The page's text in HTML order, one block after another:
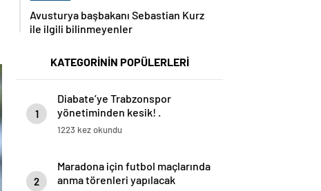
Avusturya başbakanı Sebastian Kurz
ile ilgili bilinmeyenler
KATEGORİNİN POPÜLERLERİ
1
Diabate’ye Trabzonspor
yönetiminden kesik! .
1223 kez okundu
2
Maradona için futbol maçlarında
anma törenleri yapılacak